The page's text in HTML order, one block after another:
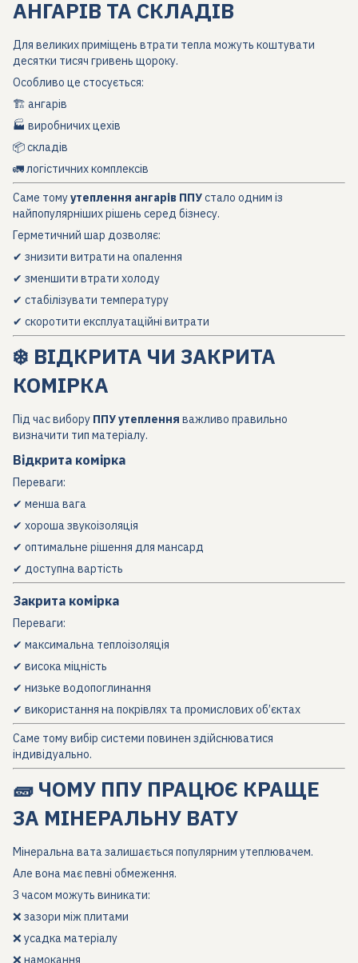
АНГАРІВ ТА СКЛАДІВ
Для великих приміщень втрати тепла можуть коштувати
десятки тисяч гривень щороку.
Особливо це стосується:
🏗 ангарів
🏭 виробничих цехів
📦 складів
🚛 логістичних комплексів
Саме томуутеплення ангарів ППУстало одним із
найпопулярніших рішень серед бізнесу.
Герметичний шар дозволяє:
✔ знизити витрати на опалення
✔ зменшити втрати холоду
✔ стабілізувати температуру
✔ скоротити експлуатаційні витрати
❄️ ВІДКРИТА ЧИ ЗАКРИТА
КОМІРКА
Під час вибору ППУ утеплення важливо правильно
визначити тип матеріалу.
Відкрита комірка
Переваги:
✔ менша вага
✔ хороша звукоізоляція
✔ оптимальне рішення для мансард
✔ доступна вартість
Закрита комірка
Переваги:
✔ максимальна теплоізоляція
✔ висока міцність
✔ низьке водопоглинання
✔ використання на покрівлях та промислових об’єктах
Саме тому вибір системи повинен здійснюватися
індивідуально.
🧱 ЧОМУ ППУ ПРАЦЮЄ КРАЩЕ
ЗА МІНЕРАЛЬНУ ВАТУ
Мінеральна вата залишається популярним утеплювачем.
Але вона має певні обмеження.
З часом можуть виникати:
❌ зазори між плитами
❌ усадка матеріалу
❌ намокання